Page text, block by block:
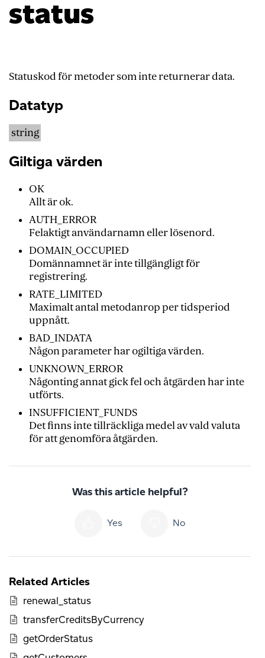
status
Statuskod för metoder som inte returnerar data.
Datatyp
string
Giltiga värden
OK
Allt är ok.
AUTH_ERROR
Felaktigt användarnamn eller lösenord.
DOMAIN_OCCUPIED
Domännamnet är inte tillgängligt för
registrering.
RATE_LIMITED
Maximalt antal metodanrop per tidsperiod
uppnått.
BAD_INDATA
Någon parameter har ogiltiga värden.
UNKNOWN_ERROR
Någonting annat gick fel och åtgärden har inte
utförts.
INSUFFICIENT_FUNDS
Det finns inte tillräckliga medel av vald valuta
för att genomföra åtgärden.
Was this article helpful?
Yes No
Related Articles
renewal_status
transferCreditsByCurrency
getOrderStatus